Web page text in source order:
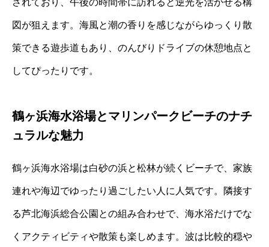
図が狙えます。海風と潮の香りを感じながらゆっくり散
策できる遊歩道もあり、のんびりドライブの休憩地点と
してぴったりです。
鶴ヶ浜海水浴場とマリンパークビーチのナチ
ュラルな魅力
鶴ヶ浜海水浴場は白砂の浜と松林が続くビーチで、家族
連れや海辺でゆったり過ごしたい人に人気です。隣接す
る芦北海浜総合公園との組み合わせで、海水浴だけでな
くアクティビティや散策も楽しめます。波は比較的穏や